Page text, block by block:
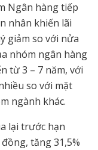
Ngân hàng tiếp
nhân khiến lãi
giảm so với nửa
nhóm ngân hàng
từ 3 – 7 năm, với
so với mặt
ngành khác.
lại trước hạn
tăng 31,5%